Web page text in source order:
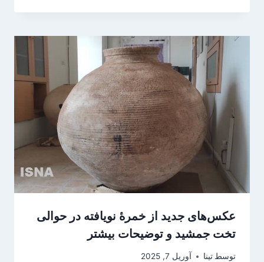
عکس‌های جدید از خمرۀ نویافته در حوالی
تخت جمشید و توضیحات بیشتر
توسط تینا آوریل 7, 2025